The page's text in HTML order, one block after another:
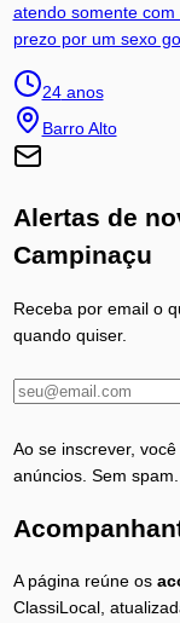
atendo somente
prezo por um sexo
24anos
Barro Alto
Alertas de
Campinaçu
Receba por email o
quando quiser.
Ao se inscrever,
anúncios. Sem spam.
A página reúne os
ClassiLocal,